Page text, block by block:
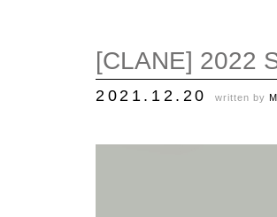
[CLANE] 2022
2021.12.20 written by